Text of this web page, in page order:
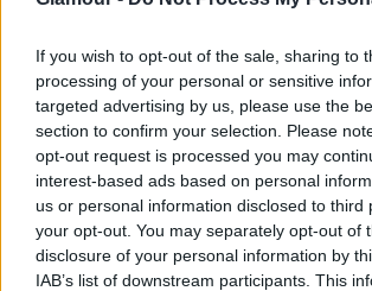
If you wish to opt-out of the sale, sharing to
processing of your personal or sensitive
targeted advertising by us, please use the
section to confirm your selection. Please
opt-out request is processed you may
interest-based ads based on personal
us or personal information disclosed to third
your opt-out. You may separately opt-out of
disclosure of your personal information by
IAB’s list of downstream participants. This
Oroszlán (07. 23-08. 23.)Nem
anélkül, hogy tekintettel lennél a
rokonaidra, akiket túlságosan
problémáik, a te sikereidet pedig